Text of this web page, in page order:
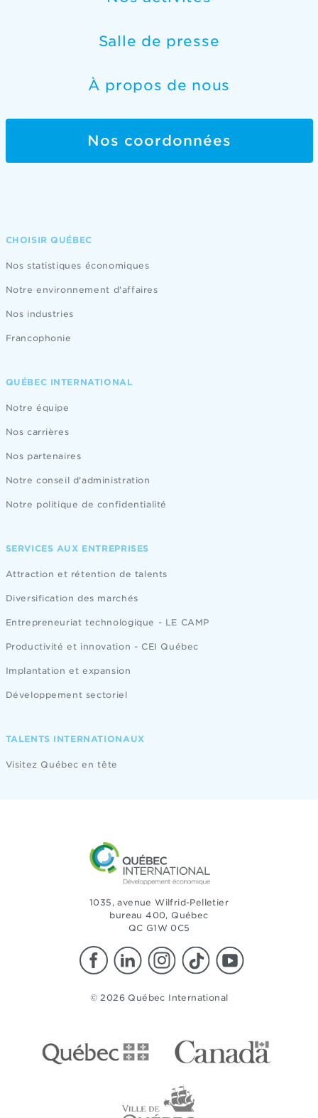
Salle de presse
À propos de nous
Nos coordonnées
CHOISIR QUÉBEC
Nos statistiques économiques
Notre environnement d'affaires
Nos industries
Francophonie
QUÉBEC INTERNATIONAL
Notre équipe
Nos carrières
Nos partenaires
Notre conseil d'administration
Notre politique de confidentialité
SERVICES AUX ENTREPRISES
Attraction et rétention de talents
Diversification des marchés
Entrepreneuriat technologique - LE CAMP
Productivité et innovation - CEI Québec
Implantation et expansion
Développement sectoriel
TALENTS INTERNATIONAUX
Visitez Québec en tête
1035, avenue Wilfrid-Pelletier
bureau 400, Québec
QC G1W 0C5
© 2026 Québec International